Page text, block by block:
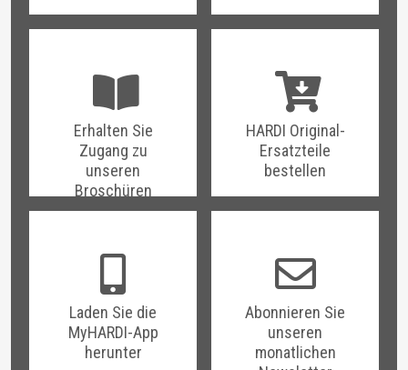
Erhalten Sie
Zugang zu
unseren
Broschüren
HARDI Original-
Ersatzteile
bestellen
Laden Sie die
MyHARDI-App
herunter
Abonnieren Sie
unseren
monatlichen